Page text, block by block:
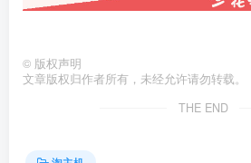
© 版权声明
文章版权归作者所有，未经允许请勿转载。
THE END